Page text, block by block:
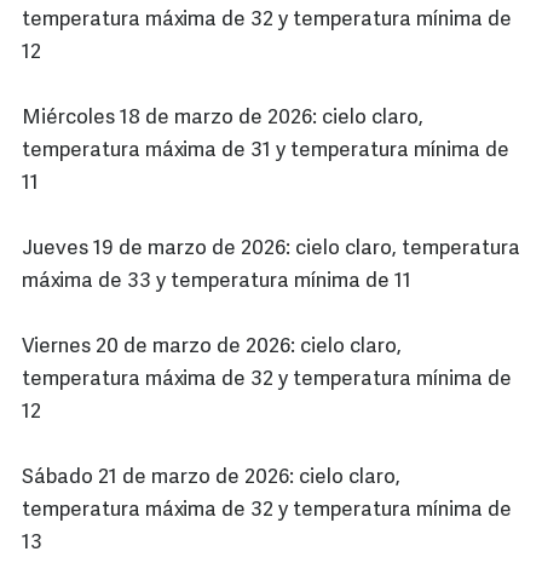
temperatura máxima de 32 y temperatura mínima de
12
Miércoles 18 de marzo de 2026: cielo claro,
temperatura máxima de 31 y temperatura mínima de
11
Jueves 19 de marzo de 2026: cielo claro, temperatura
máxima de 33 y temperatura mínima de 11
Viernes 20 de marzo de 2026: cielo claro,
temperatura máxima de 32 y temperatura mínima de
12
Sábado 21 de marzo de 2026: cielo claro,
temperatura máxima de 32 y temperatura mínima de
13